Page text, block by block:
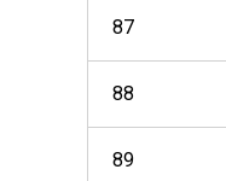
87
88
89